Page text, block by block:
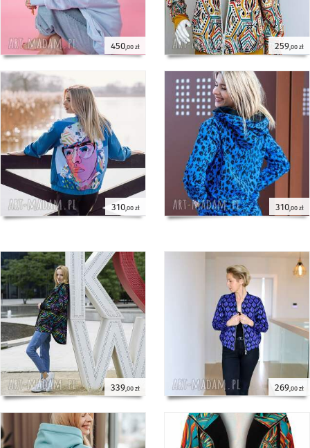
450,00 zł 259,00 zł
310,00 zł 310,00 zł
339,00 zł 269,00 zł